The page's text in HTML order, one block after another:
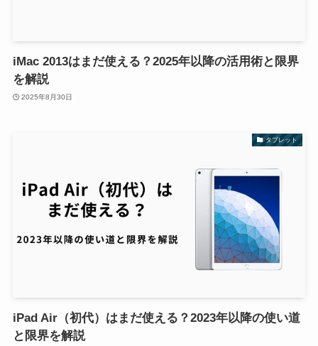
iMac 2013はまだ使える？2025年以降の活用術と限界
を解説
2025年8月30日
タブレット
iPad Air（初代）はまだ使える？2023年以降の使い道
と限界を解説